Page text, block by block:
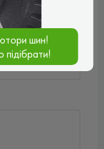
шин!